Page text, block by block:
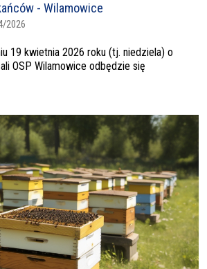
- Wilamowice
2026
19 kwietnia 2026 roku (tj. niedziela) o
OSP Wilamowice odbędzie się